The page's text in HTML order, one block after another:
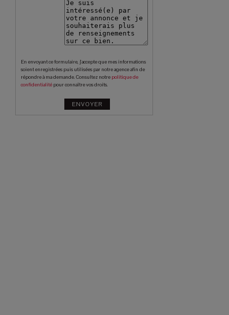
En envoyant ce formulaire, j’accepte que mes informations
soient enregistrées puis utilisées par notre agence afin de
répondre à ma demande. Consultez notre politique de
confidentialité pour connaître vos droits.